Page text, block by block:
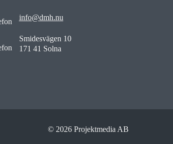
info@dmh.nu
Smidesvägen 10
171 41 Solna
© 2026 Projektmedia AB